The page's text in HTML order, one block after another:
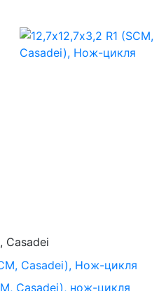
Casadei
Casadei), нож-цикля